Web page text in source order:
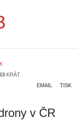
KRÁT
TISK
EMAIL
v ČR